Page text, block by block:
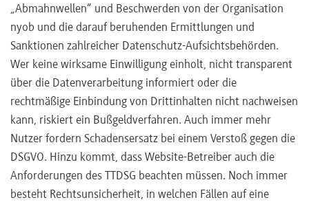
„Abmahnwellen“ und Beschwerden von der Organisation
nyob und die darauf beruhenden Ermittlungen und
Sanktionen zahlreicher Datenschutz-Aufsichtsbehörden.
Wer keine wirksame Einwilligung einholt, nicht transparent
über die Datenverarbeitung informiert oder die
rechtmäßige Einbindung von Drittinhalten nicht nachweisen
kann, riskiert ein Bußgeldverfahren. Auch immer mehr
Nutzer fordern Schadensersatz bei einem Verstoß gegen die
DSGVO. Hinzu kommt, dass Website-Betreiber auch die
Anforderungen des TTDSG beachten müssen. Noch immer
besteht Rechtsunsicherheit, in welchen Fällen auf eine